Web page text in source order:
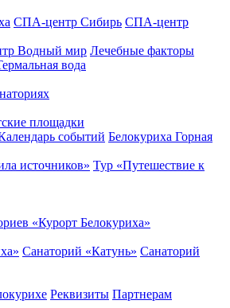
СПА-центр Сибирь СПА-центр
Водный мир Лечебные факторы
вода
площадки
событий Белокуриха Горная
источников» Тур «Путешествие к
«Курорт Белокуриха»
Санаторий «Катунь» Санаторий
Реквизиты Партнерам